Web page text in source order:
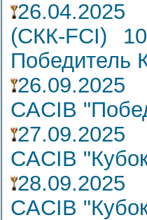
(СКК-FCI)
Победитель
CACIB
CACIB
CACIB